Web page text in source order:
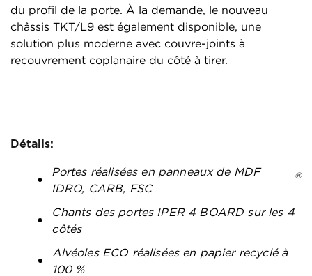
du profil de la porte. À la demande, le nouveau
châssis TKT/L9 est également disponible, une
solution plus moderne avec couvre-joints à
recouvrement coplanaire du côté à tirer.
Détails:
Portes réalisées en panneaux de MDF
IDRO, CARB, FSC
®
Chants des portes IPER 4 BOARD sur les 4
côtés
Alvéoles ECO réalisées en papier recyclé à
100 %